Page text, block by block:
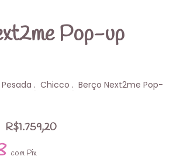
Pop-up
. Chicco . Berço Next2me Pop-
R$1.759,20
com Pix